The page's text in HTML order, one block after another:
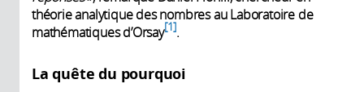
théorie analytique des nombres au Laboratoire de
mathématiques d’Orsay 1 .
La quête du pourquoi